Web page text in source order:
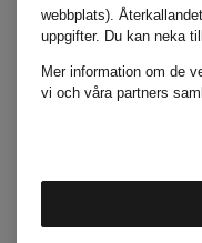
webbplats).
uppgifter. Du kan neka
Mer information om de
vi och våra partners